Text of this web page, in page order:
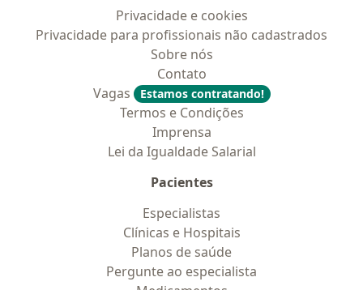
Privacidade e cookies
Privacidade para profissionais não cadastrados
Sobre nós
Contato
Vagas
Estamos contratando!
Termos e Condições
Imprensa
Lei da Igualdade Salarial
Pacientes
Especialistas
Clínicas e Hospitais
Planos de saúde
Pergunte ao especialista